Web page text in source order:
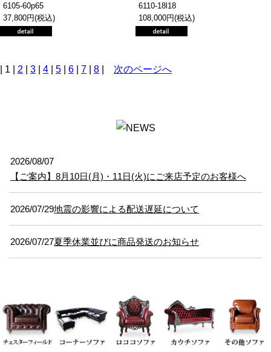
6105-60p65
37,800円(税込)
6110-18l18
108,000円(税込)
| 1 | 2 3 4 5 6 7 8 次のページへ
2026/08/07
【ご案内】8月10日(月)・11日(火)にご来店予定のお客様へ
2026/07/29地震の影響による配送遅延について
2026/07/27夏季休業並びに商品発送のお知らせ